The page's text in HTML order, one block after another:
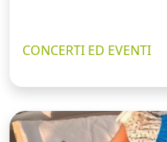
CONCERTI ED EVENTI